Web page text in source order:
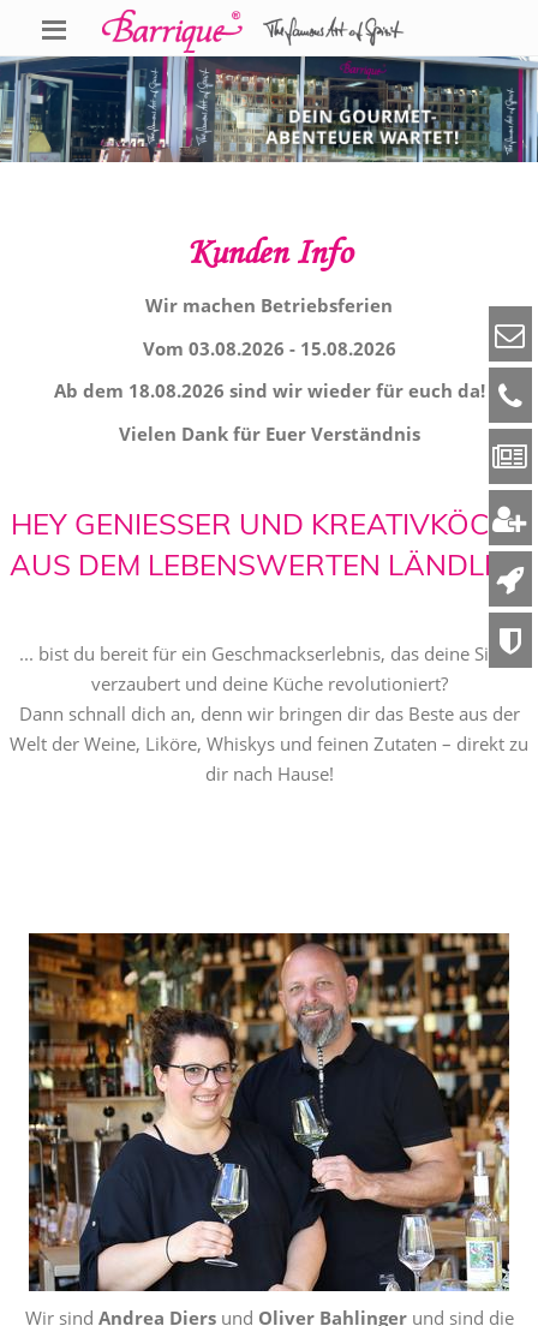
Kunden Info
Wir machen Betriebsferien
Vom 03.08.2026 - 15.08.2026
Ab dem 18.08.2026 sind wir wieder für euch da!
Vielen Dank für Euer Verständnis
HEY GENIESSER UND KREATIVKÖCHE A
US DEM LEBENSWERTEN LÄNDLE ...
... bist du bereit für ein Geschmackserlebnis, das deine Sinne
verzaubert und deine Küche revolutioniert?
Dann schnall dich an, denn wir bringen dir das Beste aus der
Welt der Weine, Liköre, Whiskys und feinen Zutaten – direkt zu
dir nach Hause!
Wir sind Andrea Diersund Oliver Bahlingerund sind die